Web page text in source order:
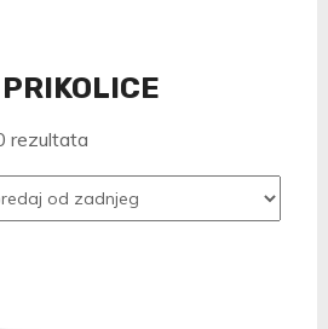
rezultataPoredano
po
najnovijem